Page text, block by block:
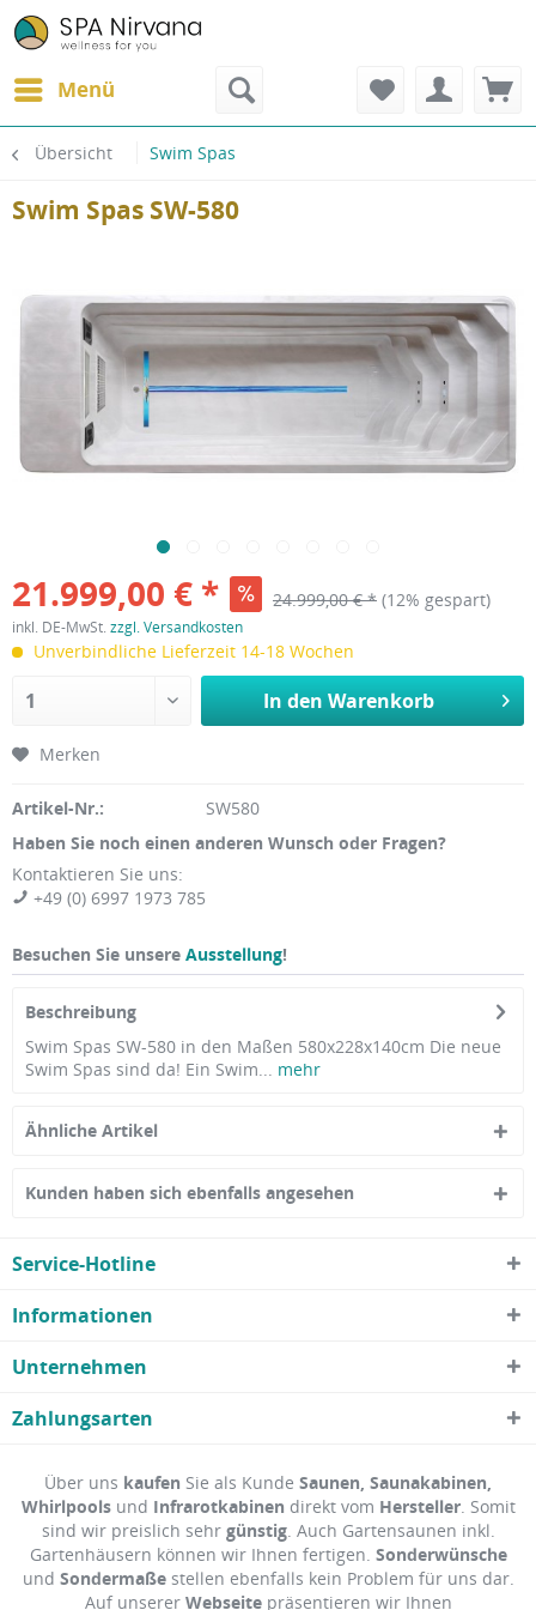
Menü
Übersicht Swim Spas
Swim Spas SW-580
21.999,00 € * 24.999,00 € * (12% gespart)
inkl. DE-MwSt. zzgl. Versandkosten
Unverbindliche Lieferzeit 14-18 Wochen
In den Warenkorb
Merken
Artikel-Nr.:
SW580
Haben Sie noch einen anderen Wunsch oder Fragen?
Kontaktieren Sie uns:
+49 (0) 6997 1973 785
Besuchen Sie unsere Ausstellung!
Beschreibung
Swim Spas SW-580 in den Maßen 580x228x140cm Die neue
Swim Spas sind da! Ein Swim... mehr
Ähnliche Artikel
Kunden haben sich ebenfalls angesehen
Service-Hotline
Informationen
Unternehmen
Zahlungsarten
Über uns kaufen Sie als Kunde Saunen, Saunakabinen,
Whirlpoolsund Infrarotkabinen direkt vom Hersteller. Somit
sind wir preislich sehr günstig. Auch Gartensaunen inkl.
Gartenhäusern können wir Ihnen fertigen. Sonderwünsche
und Sondermaßestellen ebenfalls kein Problem für uns dar.
Auf unserer Webseitepräsentieren wir Ihnen